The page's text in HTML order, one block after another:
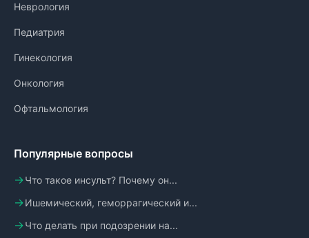
Неврология
Педиатрия
Гинекология
Онкология
Офтальмология
Популярные вопросы
Что такое инсульт? Почему он...
Ишемический, геморрагический и...
Что делать при подозрении на...